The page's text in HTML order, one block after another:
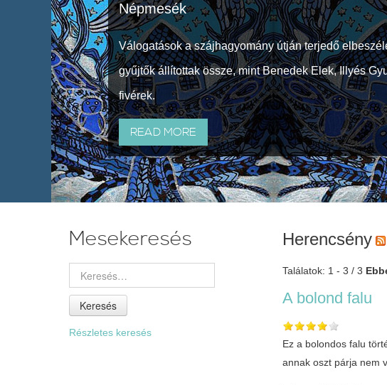
Népmesék
Válogatások a szájhagyomány útján terjedő
gyűjtők állítottak össze, mint Benedek Elek, Illyés
fivérek.
READ MORE
Herencsény
Találatok: 1 - 3 / 3
A bolond falu
Ez a bolondos falu
annak oszt párja nem
Mesekeresés
Keresés
Részletes keresés